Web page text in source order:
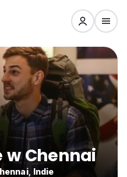
w Chennai
Indie